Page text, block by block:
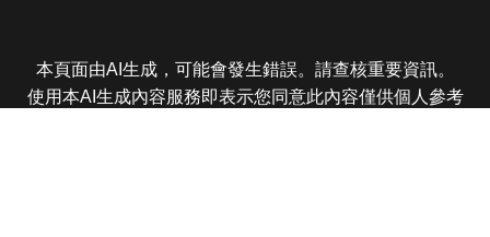
本頁面由AI生成，可能會發生錯誤。請查核重要資訊。
使用本AI生成內容服務即表示您同意此內容僅供個人參考